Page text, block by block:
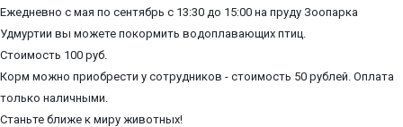
Ежедневно с мая по сентябрь с 13:30 до 15:00 на пруду Зоопарка
Удмуртии вы можете покормить водоплавающих птиц.
Стоимость 100 руб.
Корм можно приобрести у сотрудников - стоимость 50 рублей. Оплата
только наличными.
Станьте ближе к миру животных!